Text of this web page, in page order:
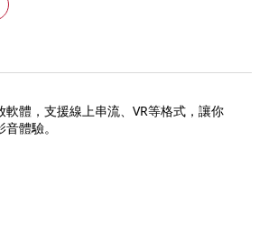
體，支援線上串流、VR等格式，讓你
體驗。